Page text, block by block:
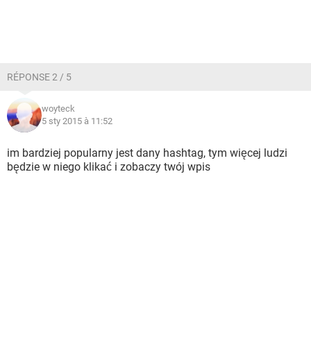
RÉPONSE 2 / 5
woyteck
5 sty 2015 à 11:52
im bardziej popularny jest dany hashtag, tym więcej ludzi
będzie w niego klikać i zobaczy twój wpis